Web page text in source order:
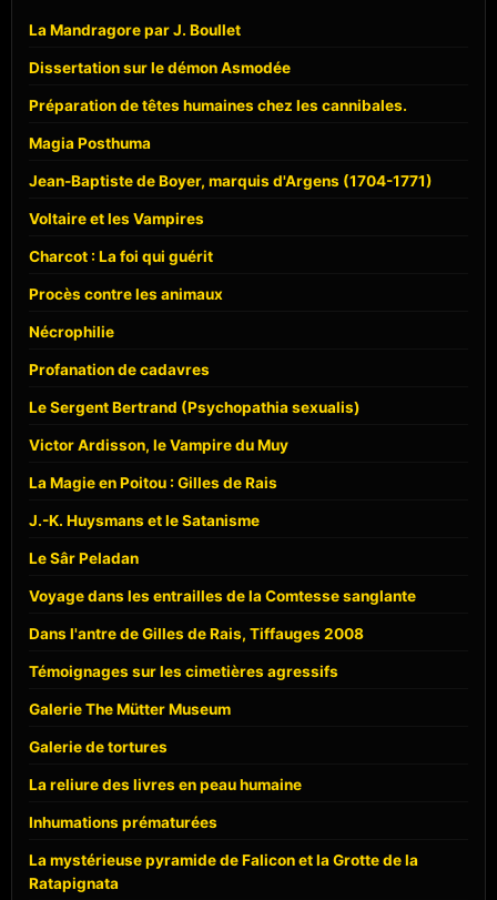
La Mandragore par J. Boullet
Dissertation sur le démon Asmodée
Préparation de têtes humaines chez les cannibales.
Magia Posthuma
Jean-Baptiste de Boyer, marquis d'Argens (1704-1771)
Voltaire et les Vampires
Charcot : La foi qui guérit
Procès contre les animaux
Nécrophilie
Profanation de cadavres
Le Sergent Bertrand (Psychopathia sexualis)
Victor Ardisson, le Vampire du Muy
La Magie en Poitou : Gilles de Rais
J.-K. Huysmans et le Satanisme
Le Sâr Peladan
Voyage dans les entrailles de la Comtesse sanglante
Dans l'antre de Gilles de Rais, Tiffauges 2008
Témoignages sur les cimetières agressifs
Galerie The Mütter Museum
Galerie de tortures
La reliure des livres en peau humaine
Inhumations prématurées
La mystérieuse pyramide de Falicon et la Grotte de la
Ratapignata